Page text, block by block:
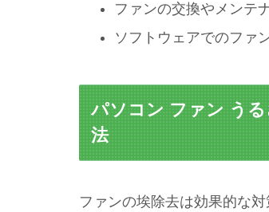
ファンの交換やメンテ
ソフトウェアでのファ
パソコン ファン う
法
ファンの埃除去は効果的な